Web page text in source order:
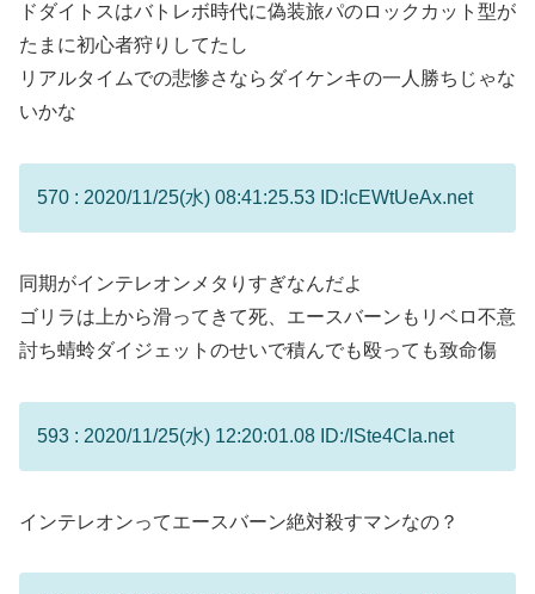
ドダイトスはバトレボ時代に偽装旅パのロックカット型が
たまに初心者狩りしてたし
リアルタイムでの悲惨さならダイケンキの一人勝ちじゃな
いかな
570 : 2020/11/25(水) 08:41:25.53 ID:lcEWtUeAx.net
同期がインテレオンメタりすぎなんだよ
ゴリラは上から滑ってきて死、エースバーンもリベロ不意
討ち蜻蛉ダイジェットのせいで積んでも殴っても致命傷
593 : 2020/11/25(水) 12:20:01.08 ID:/ISte4CIa.net
インテレオンってエースバーン絶対殺すマンなの？